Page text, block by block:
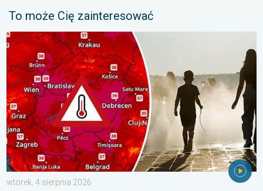
To może Cię zainteresować
Ekstremalny upał w Europie Wschodniej. Ponad 40 stopni. . .
wtorek, 4 sierpnia 2026